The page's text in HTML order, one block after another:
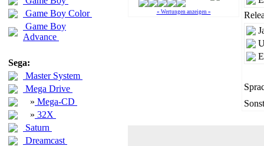
Game Boy Color
Game Boy
Advance
Sega:
Master System
Mega Drive
» Mega-CD
» 32X
Saturn
Dreamcast
« Wertungen anzeigen »